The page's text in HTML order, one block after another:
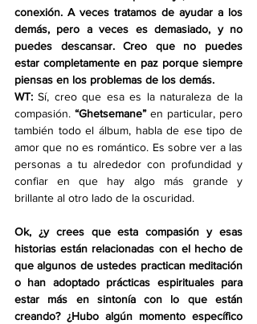
conexión. A veces tratamos de ayudar a los
demás, pero a veces es demasiado, y no
puedes descansar. Creo que no puedes
estar completamente en paz porque siempre
piensas en los problemas de los demás.
WT: Sí, creo que esa es la naturaleza de la
compasión. “Ghetsemane” en particular, pero
también todo el álbum, habla de ese tipo de
amor que no es romántico. Es sobre ver a las
personas a tu alrededor con profundidad y
confiar en que hay algo más grande y
brillante al otro lado de la oscuridad.
Ok, ¿y crees que esta compasión y esas
historias están relacionadas con el hecho de
que algunos de ustedes practican meditación
o han adoptado prácticas espirituales para
estar más en sintonía con lo que están
creando? ¿Hubo algún momento específico